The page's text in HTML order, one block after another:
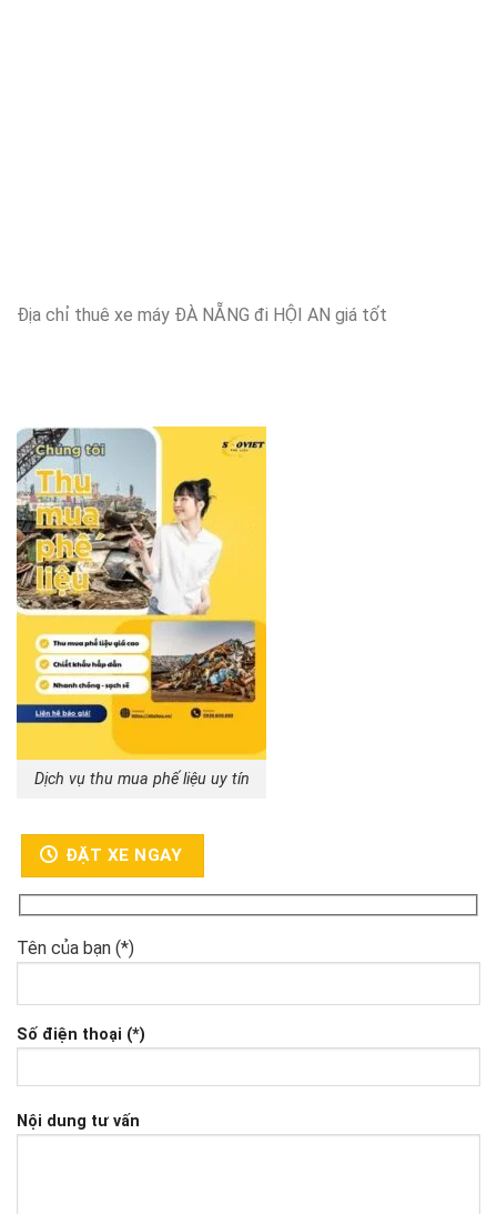
Địa chỉ thuê xe máy ĐÀ NẴNG đi HỘI AN giá tốt
Dịch vụ thu mua phế liệu uy tín
ĐẶT XE NGAY
Tên của bạn (*)
Số điện thoại (*)
Nội dung tư vấn